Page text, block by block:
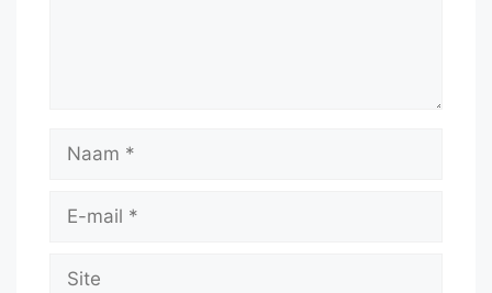
Naam
Site